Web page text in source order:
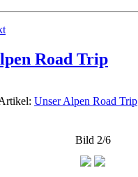
Road Trip
Unser Alpen Road Trip
Bild 2/6